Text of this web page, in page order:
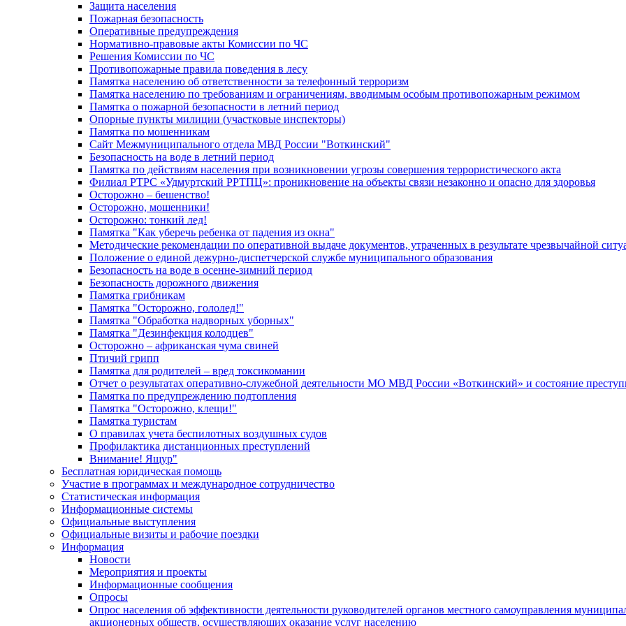
Защита населения
Пожарная безопасность
Оперативные предупреждения
Нормативно-правовые акты Комиссии по ЧС
Решения Комиссии по ЧС
Противопожарные правила поведения в лесу
Памятка населению об ответственности за телефонный терроризм
Памятка населению по требованиям и ограничениям, вводимым особым противопожарным режимом
Памятка о пожарной безопасности в летний период
Опорные пункты милиции (участковые инспекторы)
Памятка по мошенникам
Сайт Межмуниципального отдела МВД России "Воткинский"
Безопасность на воде в летний период
Памятка по действиям населения при возникновении угрозы совершения террористического акта
Филиал РТРС «Удмуртский РРТПЦ»: проникновение на объекты связи незаконно и опасно для здоровья
Осторожно – бешенство!
Осторожно, мошенники!
Осторожно: тонкий лед!
Памятка "Как уберечь ребенка от падения из окна"
Методические рекомендации по оперативной выдаче документов, утраченных в результате чрезвычайной
Положение о единой дежурно-диспетчерской службе муниципального образования
Безопасность на воде в осенне-зимний период
Безопасность дорожного движения
Памятка грибникам
Памятка "Осторожно, гололед!"
Памятка "Обработка надворных уборных"
Памятка "Дезинфекция колодцев"
Осторожно – африканская чума свиней
Птичий грипп
Памятка для родителей – вред токсикомании
Отчет о результатах оперативно-служебной деятельности МО МВД России «Воткинский» и состояние
Памятка по предупреждению подтопления
Памятка "Осторожно, клещи!"
Памятка туристам
О правилах учета беспилотных воздушных судов
Профилактика дистанционных преступлений
Внимание! Ящур"
Бесплатная юридическая помощь
Участие в программах и международное сотрудничество
Статистическая информация
Информационные системы
Официальные выступления
Официальные визиты и рабочие поездки
Информация
Новости
Мероприятия и проекты
Информационные сообщения
Опросы
Опрос населения об эффективности деятельности руководителей органов местного самоуправления
акционерных обществ, осуществляющих оказание услуг населению